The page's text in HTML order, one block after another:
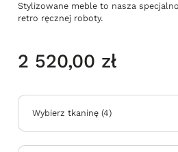
Stylizowane meble to nasza
retro ręcznej roboty.
2 520,00 zł
Wybierz tkaninę (4)